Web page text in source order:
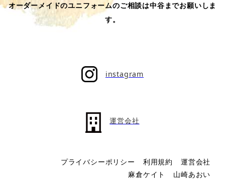
オーダーメイドのユニフォームのご相談は中谷までお願いしま
す。
instagram
運営会社
プライバシーポリシー 利用規約
運営会社
麻倉ケイト
山崎あおい